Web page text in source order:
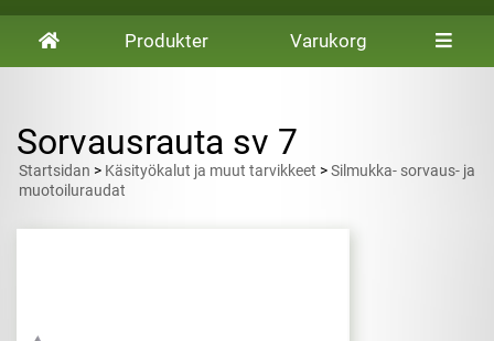
Produkter Varukorg
Sorvausrauta sv 7
Startsidan > Käsityökalut ja muut tarvikkeet >Silmukka- sorvaus- ja
muotoiluraudat